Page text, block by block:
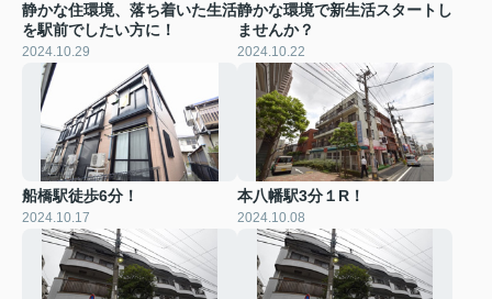
静かな住環境、落ち着いた生活
を駅前でしたい方に！
2024.10.29
静かな環境で新生活スタートし
ませんか？
2024.10.22
船橋駅徒歩6分！
2024.10.17
本八幡駅3分１R！
2024.10.08